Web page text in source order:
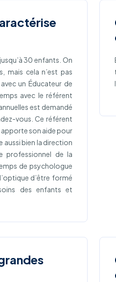
30 enfants. On
mais cela n’est pas
un Éducateur de
avec le référent
est demandé
vous. Ce référent
apporte son aide pour
aussi bien la direction
professionnel de la
de psychologue
d’être formé
des enfants et